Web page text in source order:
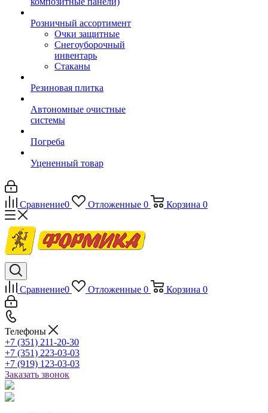
Розничный ассортимент
Очки защитные
Снегоуборочный
инвентарь
Стаканы
Резиновая плитка
Автономные очистные
системы
Погреба
Уцененный товар
Сравнение0 Отложенные 0 Корзина 0
Сравнение0 Отложенные 0 Корзина 0
Телефоны
+7 (351) 211-20-30
+7 (351) 223-03-03
+7 (919) 123-03-03
Заказать звонок